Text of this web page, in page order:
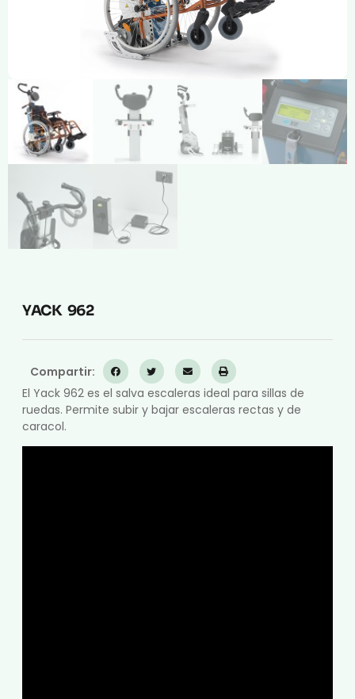
Compresión Médica
Fabricación a Medida
Zona XXL
Alquiler
YACK 962
Compartir:
El Yack 962 es el salva escaleras ideal para sillas de
ruedas. Permite subir y bajar escaleras rectas y de
caracol.